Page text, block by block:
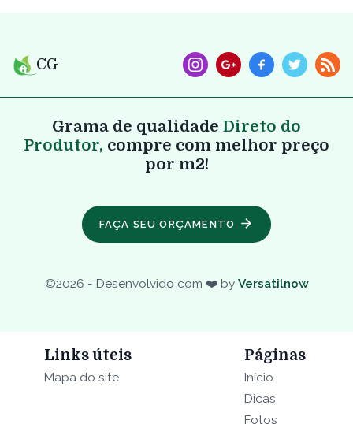
CG
Grama de qualidade Direto do
Produtor, compre com melhor preço
por m2!
FAÇA SEU ORÇAMENTO
©2026 - Desenvolvido com ❤️ by Versatilnow
Links úteis
Mapa do site
Páginas
Início
Dicas
Fotos